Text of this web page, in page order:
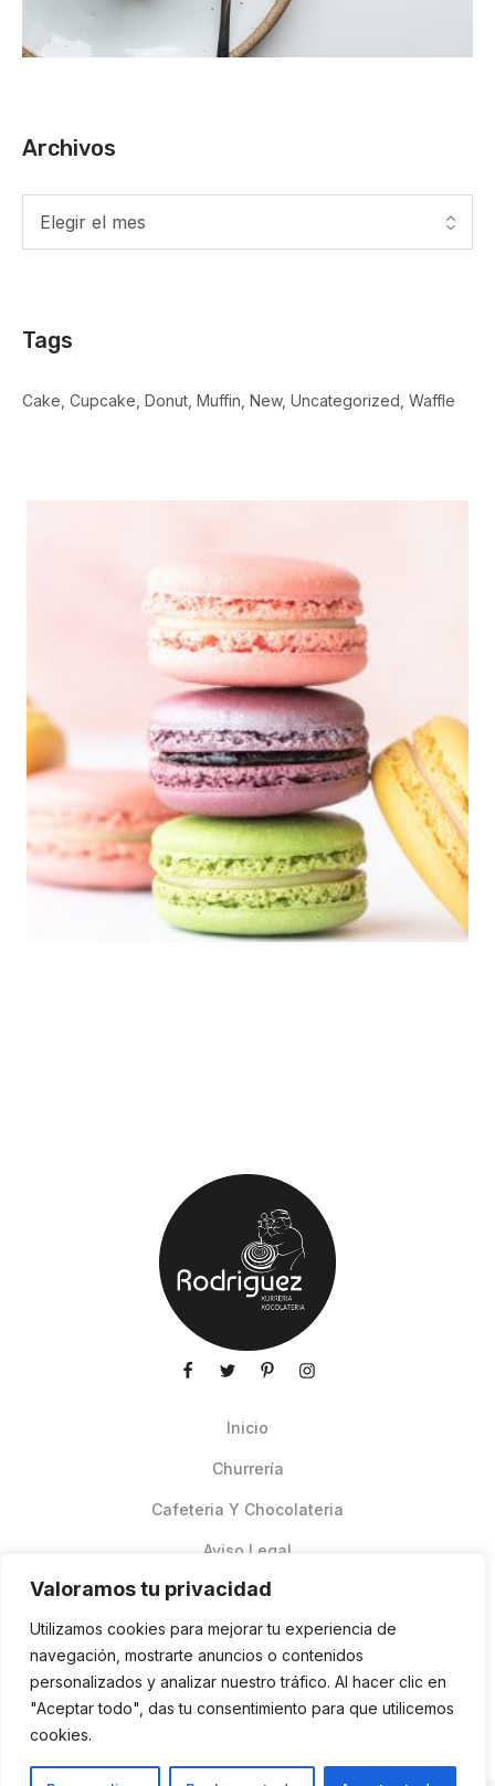
Valoramos tu privacidad
Utilizamos cookies para mejorar tu experiencia de
navegación, mostrarte anuncios o contenidos
personalizados y analizar nuestro tráfico. Al hacer clic en
"Aceptar todo", das tu consentimiento para que utilicemos
cookies.
Archivos
Tags
Cake Cupcake Donut Muffin New Uncategorized Waffle
Inicio
Churrería
Cafeteria Y Chocolateria
Aviso Legal
Pedidos Online Glovo
Contacto